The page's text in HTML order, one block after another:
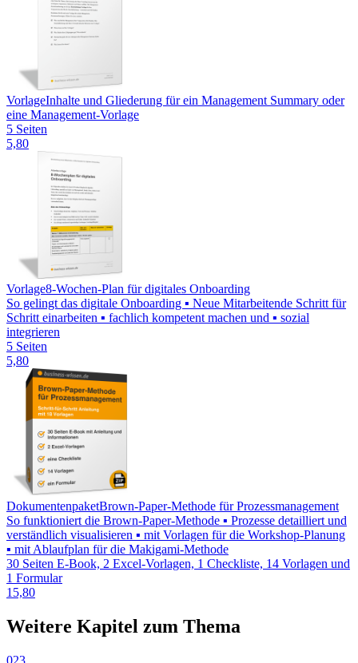
VorlageInhalte und Gliederung für ein Management Summary oder
eine Management-Vorlage
5 Seiten
5,80
Vorlage8-Wochen-Plan für digitales Onboarding
So gelingt das digitale Onboarding ▪ Neue Mitarbeitende Schritt für
Schritt einarbeiten ▪ fachlich kompetent machen und ▪ sozial
integrieren
5 Seiten
5,80
DokumentenpaketBrown-Paper-Methode für Prozessmanagement
So funktioniert die Brown-Paper-Methode ▪ Prozesse detailliert und
verständlich visualisieren ▪ mit Vorlagen für die Workshop-Planung
▪ mit Ablaufplan für die Makigami-Methode
30 Seiten E-Book, 2 Excel-Vorlagen, 1 Checkliste, 14 Vorlagen und
1 Formular
15,80
Weitere Kapitel zum Thema